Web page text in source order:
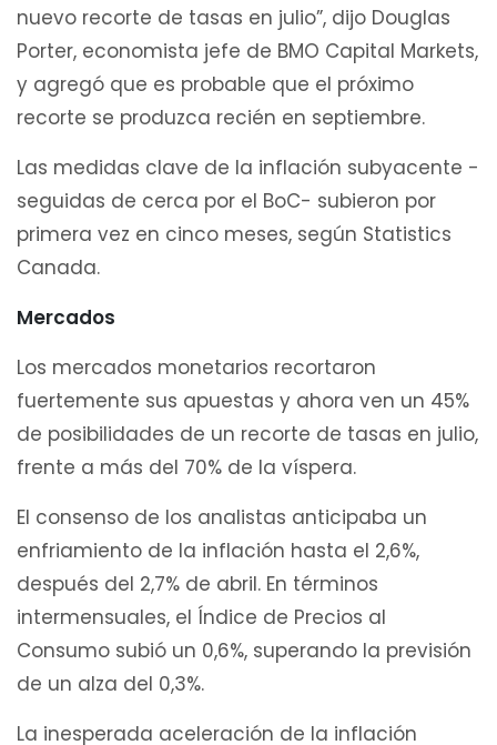
nuevo recorte de tasas en julio”, dijo Douglas
Porter, economista jefe de BMO Capital Markets,
y agregó que es probable que el próximo
recorte se produzca recién en septiembre.
Las medidas clave de la inflación subyacente -
seguidas de cerca por el BoC- subieron por
primera vez en cinco meses, según Statistics
Canada.
Mercados
Los mercados monetarios recortaron
fuertemente sus apuestas y ahora ven un 45%
de posibilidades de un recorte de tasas en julio,
frente a más del 70% de la víspera.
El consenso de los analistas anticipaba un
enfriamiento de la inflación hasta el 2,6%,
después del 2,7% de abril. En términos
intermensuales, el Índice de Precios al
Consumo subió un 0,6%, superando la previsión
de un alza del 0,3%.
La inesperada aceleración de la inflación